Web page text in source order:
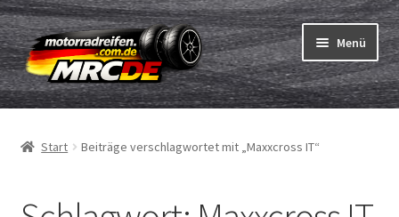
Zur
Navigation
springen
Zum
Inhalt
springen
Menü
Reifen
Schläuche
Bestellvorgang
Start Beiträge verschlagwortet mit „Maxxcross IT“